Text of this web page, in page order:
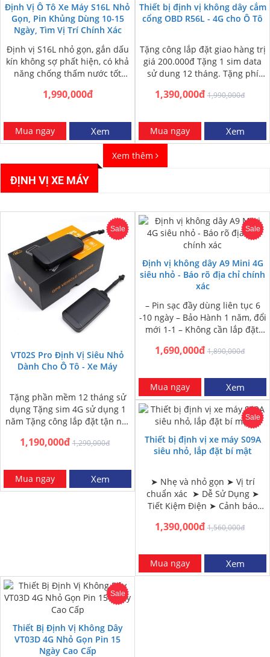
Định Vị Ô Tô Xe Máy S16L Nhỏ
Gọn, Pin Khủng Dùng 10-15
Ngày, Tìm Vị Trí Chính Xác
Định vị S16L nhỏ gọn, gắn dấu
kín không sợ phất hiện, có khả
năng chống thấm nước tốt
1,990,000đ
Mua ngay Xem
Thiết bị định vị không dây cắm
cổng OBD R56L - 4G cho Ô Tô
Tặng công lắp đặt giao hàng trị
giá 200.000đ Tặng 1 sim data
sử dung 12 tháng. Tặng phí
1,390,000đ 1,990,000đ
Mua ngay Xem
Xem thêm
ĐỊNH VỊ XE MÁY
Sale
VT02S Pro Định Vị Siêu Nhỏ
Dành Cho Ô Tô - Xe Máy
Tặng phần mềm 12 tháng sử
dụng Tặng sim 4G sử dụng 1
năm Tặng công lắp đặt tận nơi
1,190,000đ 1,290,000đ
Mua ngay Xem
Sale
Định vị không dây A9 Mini 4G
siêu nhỏ - Báo rõ địa chỉ chính
xác
– Pin sạc đầy dùng liên tục 6
-10 ngày – Bảo Hành 1 năm, đổi
mới 1-1 – Không cần lắp đặt,
1,690,000đ 1,890,000đ
Mua ngay Xem
Sale
Thiết bị định vị xe máy S09A
siêu nhỏ, lắp đặt bí mật
➤ Nhẹ và nhỏ gọn ➤ Vị trí
chuẩn xác ➤ Dễ Sử Dụng ➤
Tiết Kiệm Điện ➤ Cảnh báo
1,390,000đ 1,560,000đ
Mua ngay Xem
Sale
Thiết Bị Định Vị Không Dây
VT03D 4G Nhỏ Gọn Pin 15
Ngày Cao Cấp